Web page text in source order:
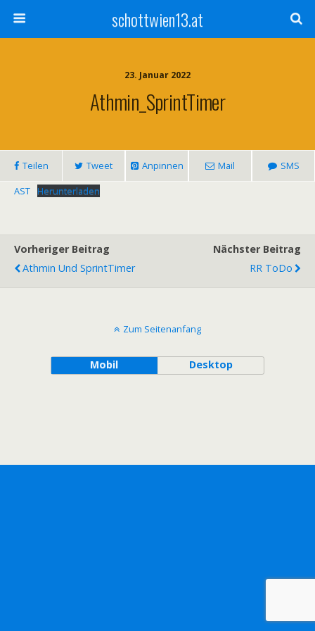
schottwien13.at
23. Januar 2022
Athmin_SprintTimer
Teilen Tweet Anpinnen Mail
SMS
AST Herunterladen
Vorheriger Beitrag
Athmin Und SprintTimer
Nächster Beitrag
RR ToDo
Zum Seitenanfang
Mobil Desktop